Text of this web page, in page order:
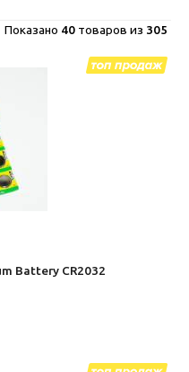
Показано 40 товаров из 305
Battery CR2032